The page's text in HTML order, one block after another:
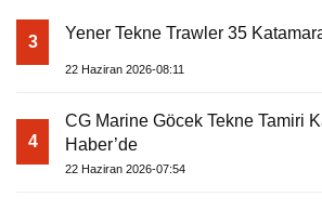
3 Yener Tekne Trawler 35
22 Haziran 2026-08:11
4
CG Marine Göcek Tekne Tamiri
Haber’de
22 Haziran 2026-07:54